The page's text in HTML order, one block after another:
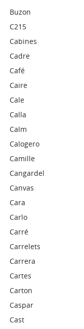
Buzon
C215
Cabines
Cadre
Café
Caire
Cale
Calla
Calm
Calogero
Camille
Cangardel
Canvas
Cara
Carlo
Carré
Carrelets
Carrera
Cartes
Carton
Caspar
Cast